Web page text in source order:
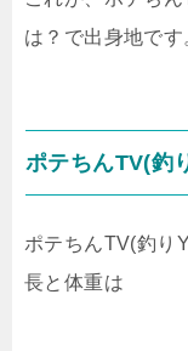
は？で出身地です
ポテちんTV(釣
ポテちんTV(釣り
長と体重は